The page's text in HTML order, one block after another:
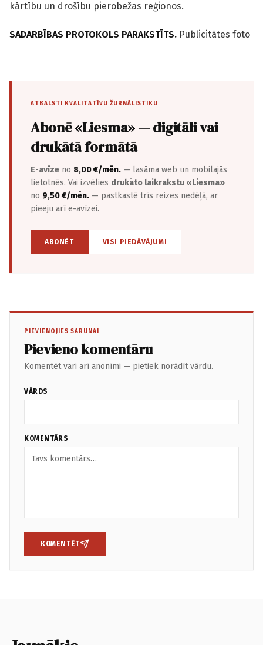
kārtību un drošību pierobežas reģionos.
SADARBĪBAS PROTOKOLS PARAKSTĪTS. Publicitātes foto
ATBALSTI KVALITATĪVU ŽURNĀLISTIKU
Abonē «Liesma» — digitāli vai
drukātā formātā
E-avīze no 8,00 €/mēn. — lasāma web un mobilajās
lietotnēs. Vai izvēlies drukāto laikrakstu «Liesma»
no 9,50 €/mēn. — pastkastē trīs reizes nedēļā, ar
pieeju arī e-avīzei.
ABONĒT VISI PIEDĀVĀJUMI
PIEVIENOJIES SARUNAI
Pievieno komentāru
Komentēt vari arī anonīmi — pietiek norādīt vārdu.
VĀRDS
KOMENTĀRS
KOMENTĒT